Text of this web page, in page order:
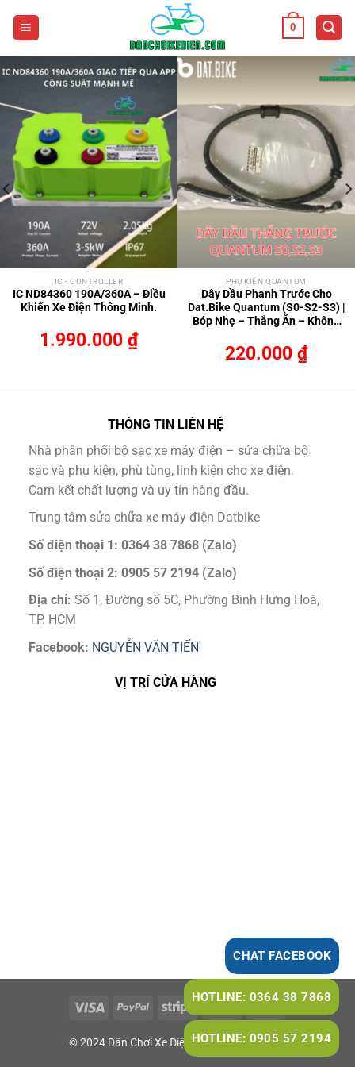
dung
0
IC - CONTROLLER
IC ND84360 190A/360A – Điều
Khiển Xe Điện Thông Minh.
1.990.000 ₫
PHỤ KIỆN QUANTUM
Dây Dầu Phanh Trước Cho
Dat.Bike Quantum (S0-S2-S3) |
Bóp Nhẹ – Thắng Ăn – Không
220.000 ₫
THÔNG TIN LIÊN HỆ
Nhà phân phối bộ sạc xe máy điện – sửa chữa bộ
sạc và phụ kiện, phù tùng, linh kiện cho xe điện.
Cam kết chất lượng và uy tín hàng đầu.
Trung tâm sửa chữa xe máy điện Datbike
Số điện thoại 1: 0364 38 7868 (Zalo)
Số điện thoại 2: 0905 57 2194 (Zalo)
Địa chỉ: Số 1, Đường số 5C, Phường Bình Hưng Hoà,
TP. HCM
Facebook: NGUYỄN VĂN TIẾN
VỊ TRÍ CỬA HÀNG
© 2024 Dân Chơi Xe Điện. All rights reserved.
CHAT FACEBOOK
HOTLINE: 0364 38 7868
HOTLINE: 0905 57 2194